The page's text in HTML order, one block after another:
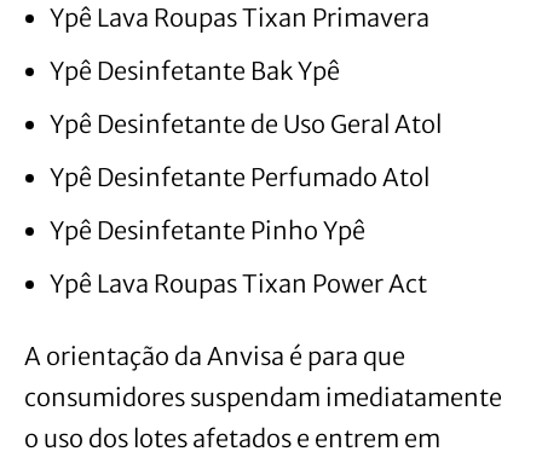
Ypê Lava Roupas Tixan Primavera
Ypê Desinfetante Bak Ypê
Ypê Desinfetante de Uso Geral Atol
Ypê Desinfetante Perfumado Atol
Ypê Desinfetante Pinho Ypê
Ypê Lava Roupas Tixan Power Act
A orientação da Anvisa é para que
consumidores suspendam imediatamente
o uso dos lotes afetados e entrem em